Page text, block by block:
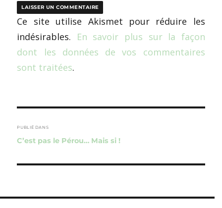
Ce site utilise Akismet pour réduire les
indésirables. En savoir plus sur la façon
dont les données de vos commentaires
sont traitées.
de
l’article
PUBLIÉ DANS
C’est pas le Pérou… Mais si !